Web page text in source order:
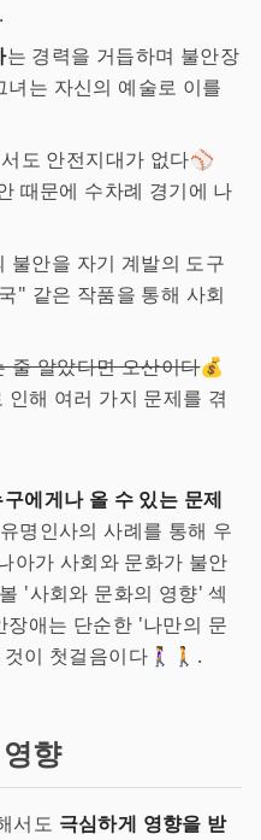
는 경력을 거듭하며 불안장
는 자신의 예술로 이를
도 안전지대가 없다⚾
때문에 수차례 경기에 나
불안을 자기 계발의 도구
" 같은 작품을 통해 사회
줄 알았다면 오산이다💰
인해 여러 가지 문제를 겪
에게나 올 수 있는 문제
명인사의 사례를 통해 우
아가 사회와 문화가 불안
'사회와 문화의 영향' 섹
애는 단순한 '나만의 문
이 첫걸음이다🚶‍♀️🚶.
향
서도 극심하게 영향을 받